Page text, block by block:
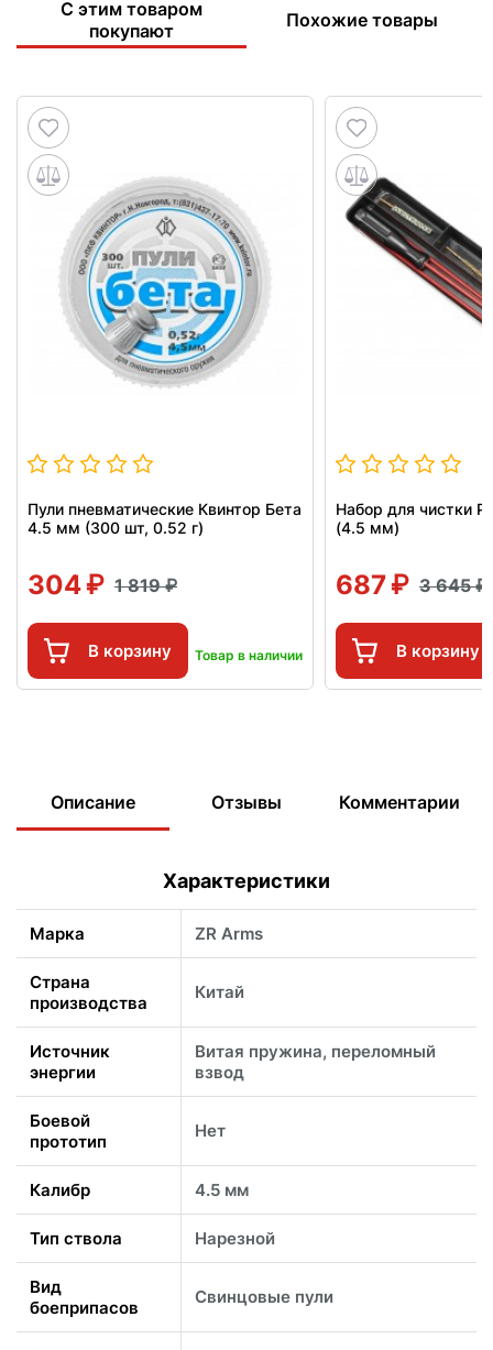
С этим товаром
покупают
Похожие товары
Пули пневматические Квинтор Бета
4.5 мм (300 шт, 0.52 г)
304 1 819
В корзину Товар в наличии
Набор для чистки
(4.5 мм)
687 3 645
В корзину
Описание Отзывы Комментарии
Характеристики
Марка ZR Arms
Страна
производства
Китай
Источник
энергии
Витая пружина, переломный
взвод
Боевой
прототип
Нет
Калибр 4.5 мм
Тип ствола Нарезной
Вид
боеприпасов
Свинцовые пули